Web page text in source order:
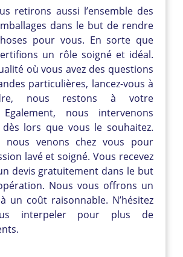
retirons aussi l’ensemble des
dans le but de rendre
pour vous. En sorte que
un rôle soigné et idéal.
où vous avez des questions
particulières, lancez-vous à
nous restons à votre
nous intervenons
lors que vous le souhaitez.
nous venons chez vous pour
lavé et soigné. Vous recevez
devis gratuitement dans le but
Nous vous offrons un
un coût raisonnable. N’hésitez
interpeler pour plus de